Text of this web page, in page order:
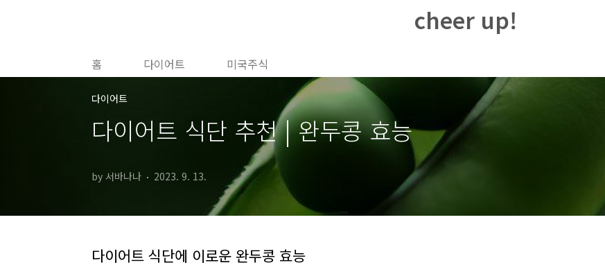
cheer up!
홈 다이어트 미국주식
다이어트
다이어트 식단 추천 | 완두콩 효능
by 서바나나 2023. 9. 13.
다이어트 식단에 이로운 완두콩 효능